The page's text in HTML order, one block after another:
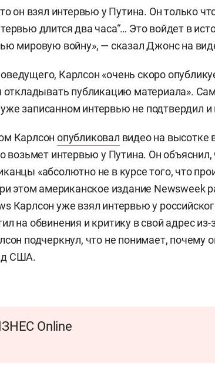
он взял интервью у Путина. Он только
длится два часа“… Это войдет в
мировую войну», — сказал Джонс на
Карлсон «очень скоро
откладывать публикацию материала».
записанном интервью не подтвердил и
Карлсонопубликовал видео на высотке
возьмет интервью у Путина. Он объяснил,
«абсолютно не в курсе того, что
этом американское издание Newsweek
Карлсон уже взял интервью у
на обвинения и критику в свой адрес
подчеркнул, что не понимает, почему
США.
Online